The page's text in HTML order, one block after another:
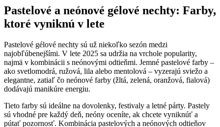
Pastelové a neónové gélové nechty: Farby,
ktoré vyniknú v lete
Pastelové gélové nechty sú už niekoľko sezón medzi
najobľúbenejšími. V lete 2025 sa udržia na vrchole popularity,
najmä v kombinácii s neónovými odtieňmi. Jemné pastelové farby –
ako svetlomodrá, ružová, lila alebo mentolová – vyzerajú sviežo a
elegantne, zatiaľ čo neónové farby (žltá, zelená, oranžová, fialová)
dodávajú manikúre energiu.
Tieto farby sú ideálne na dovolenky, festivaly a letné párty. Pastely
sú vhodné pre každý deň, neóny oceníte, ak chcete vyniknúť a
pútať pozornosť. Kombinácia pastelových a neónových odtieňov